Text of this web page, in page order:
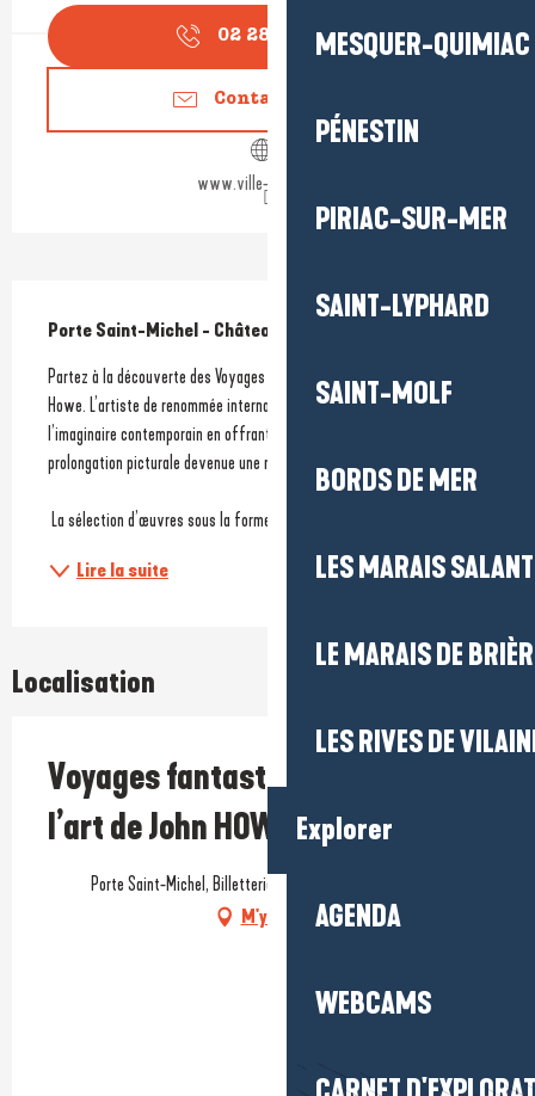
MESQUER-QUIMIAC
PÉNESTIN
PIRIAC-SUR-MER
SAINT-LYPHARD
SAINT-MOLF
BORDS DE MER
LES MARAIS
LE MARAIS DE
LES RIVES DE
Explorer
AGENDA
WEBCAMS
02 28 55 05▒▒
Contactez-nous
www.ville-guerande.fr
Description
Porte Saint-Michel - Château-Musée de Guérande
Partez à la découverte des Voyages fantastiques à travers l’art de John
Howe. L’artiste de renommée internationale a profondément marqué
l’imaginaire contemporain en offrant aux romans de J.R.R. Tolkien une
prolongation picturale devenue une référence majeure.
La sélection d’œuvres sous la forme...
Lire la suite
Localisation
Voyages fantastiques, à travers
l’art de John HOWE
Porte Saint-Michel, Billetterie-Boutique, 44350 Guérande
M'y rendre